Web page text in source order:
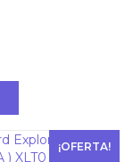
¡OFERTA!